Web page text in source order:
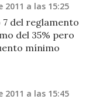
2011 a las 15:25
del reglamento
del 35% pero
mínimo
2011 a las 15:45